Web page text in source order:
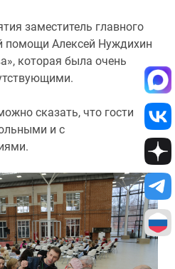
заместитель главного
помощи Алексей Нуждихин
которая была очень
сказать, что гости
и с